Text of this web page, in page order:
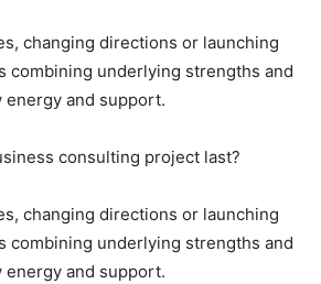
changing directions or launching
combining underlying strengths and
and support.
consulting project last?
changing directions or launching
combining underlying strengths and
and support.